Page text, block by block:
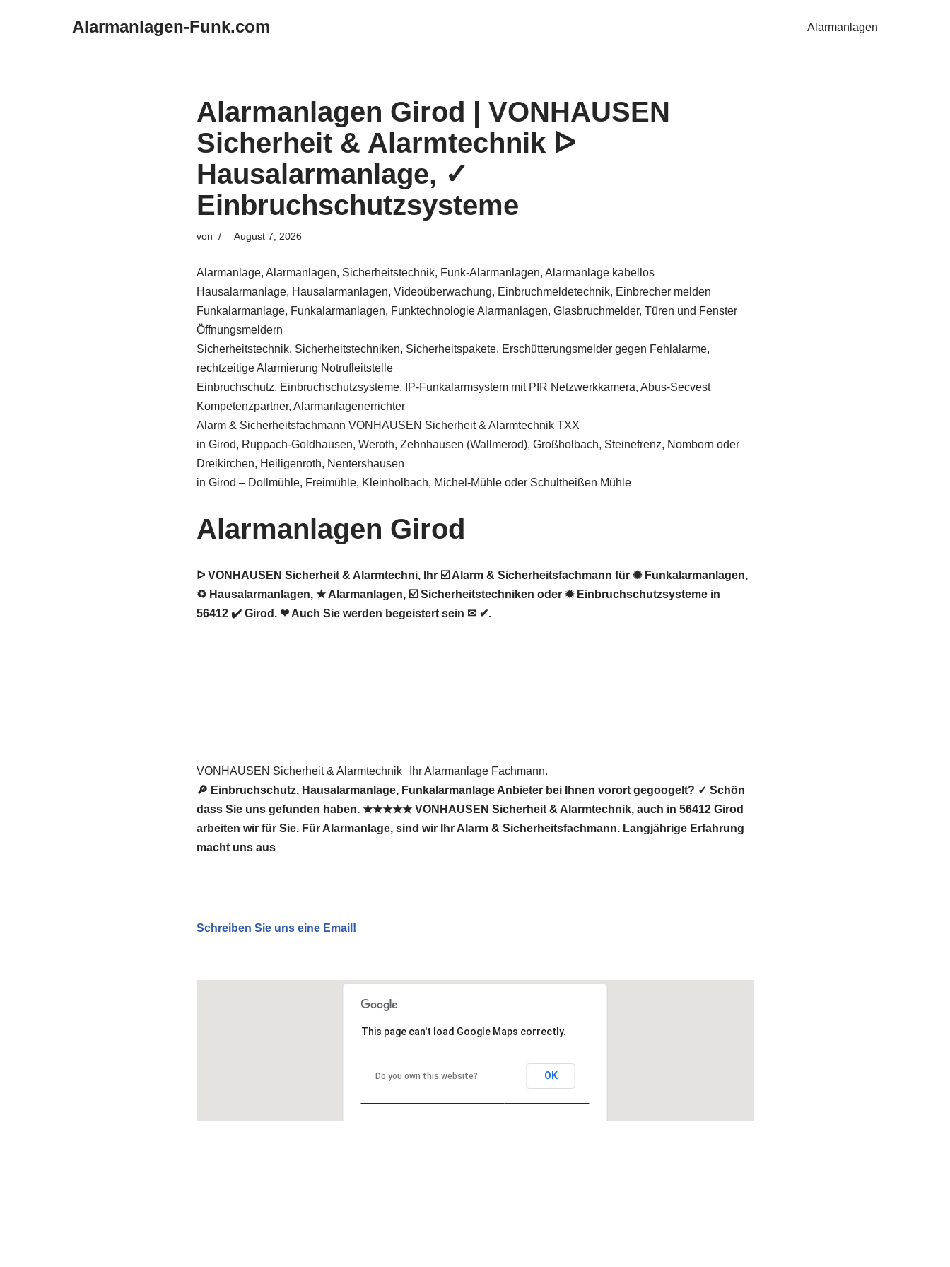
Alarmanlagen-Funk.com Alarmanlagen
Alarmanlagen Girod | VONHAUSEN
Sicherheit & Alarmtechnik ᐅ
Hausalarmanlage, ✓
Einbruchschutzsysteme
von August 7, 2026
Alarmanlage, Alarmanlagen, Sicherheitstechnik, Funk-Alarmanlagen, Alarmanlage kabellos
Hausalarmanlage, Hausalarmanlagen, Videoüberwachung, Einbruchmeldetechnik, Einbrecher melden
Funkalarmanlage, Funkalarmanlagen, Funktechnologie Alarmanlagen, Glasbruchmelder, Türen und Fenster
Öffnungsmeldern
Sicherheitstechnik, Sicherheitstechniken, Sicherheitspakete, Erschütterungsmelder gegen Fehlalarme,
rechtzeitige Alarmierung Notrufleitstelle
Einbruchschutz, Einbruchschutzsysteme, IP-Funkalarmsystem mit PIR Netzwerkkamera, Abus-Secvest
Kompetenzpartner, Alarmanlagenerrichter
Alarm & Sicherheitsfachmann VONHAUSEN Sicherheit & Alarmtechnik TXX
in Girod, Ruppach-Goldhausen, Weroth, Zehnhausen (Wallmerod), Großholbach, Steinefrenz, Nomborn oder
Dreikirchen, Heiligenroth, Nentershausen
in Girod – Dollmühle, Freimühle, Kleinholbach, Michel-Mühle oder Schultheißen Mühle
Alarmanlagen Girod
ᐅ VONHAUSEN Sicherheit & Alarmtechni, Ihr ☑️ Alarm & Sicherheitsfachmann für ✺ Funkalarmanlagen,
♻ Hausalarmanlagen, ★ Alarmanlagen, ☑️ Sicherheitstechniken oder ✹ Einbruchschutzsysteme in
56412 ✔️ Girod. ❤ Auch Sie werden begeistert sein ✉ ✔.
VONHAUSEN Sicherheit & Alarmtechnik
Ihr Alarmanlage Fachmann.
🔎 Einbruchschutz, Hausalarmanlage, Funkalarmanlage Anbieter bei Ihnen vorort gegoogelt? ✓ Schön
dass Sie uns gefunden haben. ★★★★★ VONHAUSEN Sicherheit & Alarmtechnik, auch in 56412 Girod
arbeiten wir für Sie. Für Alarmanlage, sind wir Ihr Alarm & Sicherheitsfachmann. Langjährige Erfahrung
macht uns aus
Schreiben Sie uns eine Email!
This page can't load Google Maps correctly.
Do you own this website? OK